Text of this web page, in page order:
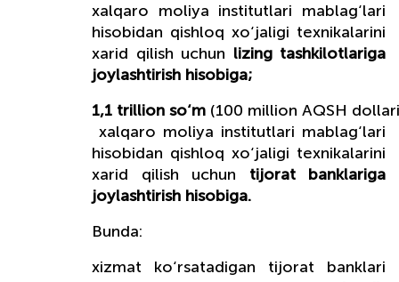
xalqaro moliya institutlari mablag‘lari
hisobidan qishloq xo‘jaligi texnikalarini
xarid qilish uchun lizing tashkilotlariga
joylashtirish hisobiga;
1,1 trillion so‘m (100 million AQSH
xalqaro moliya institutlari mablag‘lari
hisobidan qishloq xo‘jaligi texnikalarini
xarid qilish uchun tijorat banklariga
joylashtirish hisobiga.
Bunda:
xizmat ko‘rsatadigan tijorat banklari